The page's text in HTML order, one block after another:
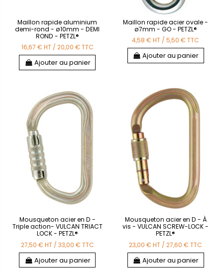
Maillon rapide aluminium
demi-rond - ø10mm - DEMI
ROND - PETZL®
16,67 €HT / 20,00 €TTC
Ajouter au panier
Maillon rapide acier ovale -
ø7mm - GO - PETZL®
4,58 €HT /5,50 €TTC
Ajouter au panier
Mousqueton acier en D -
Triple action- VULCAN TRIACT
LOCK - PETZL®
27,50 €HT / 33,00 €TTC
Ajouter au panier
Mousqueton acier en D - À
vis - VULCAN SCREW-LOCK -
PETZL®
23,00 €HT /27,60 €TTC
Ajouter au panier